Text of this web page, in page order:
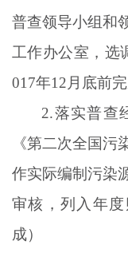
普查领导小组和
工作办公室，选
017年12月底前完
2.落实普查
《第二次全国污
作实际编制污染
审核，列入年
成）